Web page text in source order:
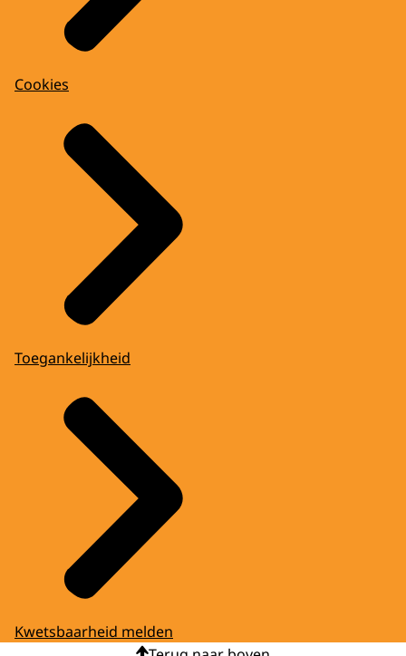
Cookies
Toegankelijkheid
Kwetsbaarheid melden